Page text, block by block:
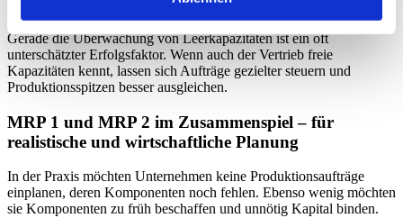
Gerade die Überwachung von Leerkapazitäten ist ein oft
unterschätzter Erfolgsfaktor. Wenn auch der Vertrieb freie
Kapazitäten kennt, lassen sich Aufträge gezielter steuern und
Produktionsspitzen besser ausgleichen.
MRP 1 und MRP 2 im Zusammenspiel – für
realistische und wirtschaftliche Planung
In der Praxis möchten Unternehmen keine Produktionsaufträge
einplanen, deren Komponenten noch fehlen. Ebenso wenig möchten
sie Komponenten zu früh beschaffen und unnötig Kapital binden.